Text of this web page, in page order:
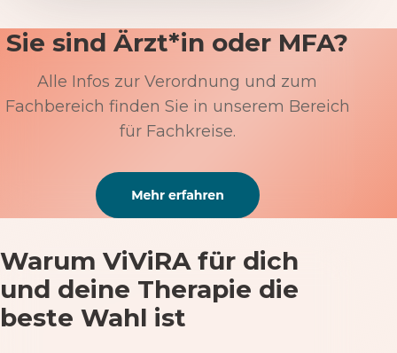
Sie sind Ärzt*in oder MFA?
Alle Infos zur Verordnung und zum
Fachbereich finden Sie in unserem Bereich
für Fachkreise.
Warum ViViRA für dich
und deine Therapie die
beste Wahl ist